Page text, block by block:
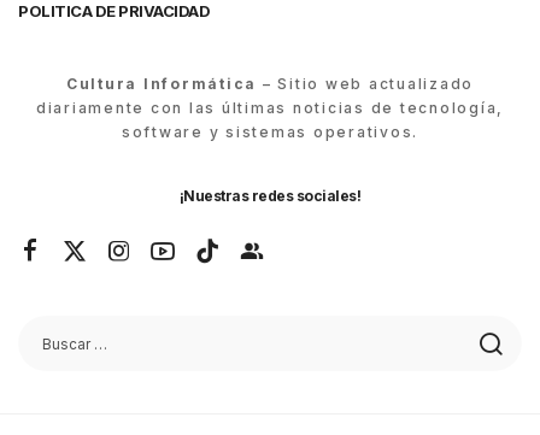
POLITICA DE PRIVACIDAD
Cultura Informática – Sitio web actualizado
diariamente con las últimas noticias de tecnología,
software y sistemas operativos.
¡Nuestras redes sociales!